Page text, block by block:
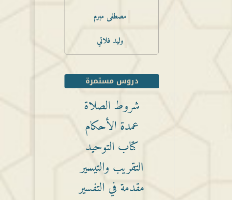
مصطفى مبرم
وليد فلاتي
دروس مستمرة
شروط الصلاة
عمدة الأحكام
كتاب التوحيد
التقريب والتيسير
مقدمة في التفسير